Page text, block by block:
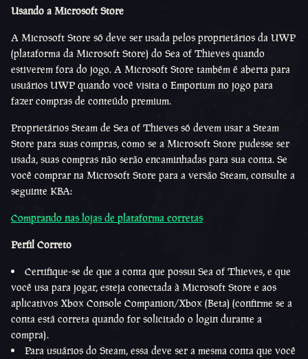
Usando a Microsoft Store
A Microsoft Store só deve ser usada pelos proprietários da UWP
(plataforma da Microsoft Store) do Sea of Thieves quando
estiverem fora do jogo. A Microsoft Store também é aberta para
usuários UWP quando você visita o Emporium no jogo para
fazer compras de conteúdo premium.
Proprietários Steam de Sea of Thieves só devem usar a Steam
Store para suas compras, como se a Microsoft Store pudesse ser
usada, suas compras não serão encaminhadas para sua conta. Se
você comprar na Microsoft Store para a versão Steam, consulte a
seguinte KBA:
Comprando nas lojas de plataforma corretas
Perfil Correto
Certifique-se de que a conta que possui Sea of Thieves, e que
você usa para jogar, esteja conectada à Microsoft Store e aos
aplicativos Xbox Console Companion/Xbox (Beta) (confirme se a
conta está correta quando for solicitado o login durante a
compra).
Para usuários do Steam, essa deve ser a mesma conta que você